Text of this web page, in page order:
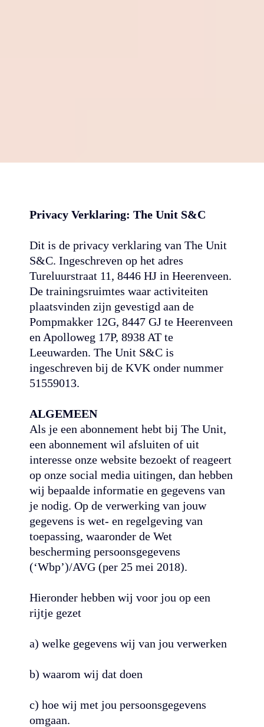
Privacy Verklaring: The Unit S&C
Dit is de privacy verklaring van The Unit
S&C. Ingeschreven op het adres
Tureluurstraat 11, 8446 HJ in Heerenveen.
De trainingsruimtes waar activiteiten
plaatsvinden zijn gevestigd aan de
Pompmakker 12G, 8447 GJ te Heerenveen
en Apolloweg 17P, 8938 AT te
Leeuwarden. The Unit S&C is
ingeschreven bij de KVK onder nummer
51559013.
ALGEMEEN
Als je een abonnement hebt bij The Unit,
een abonnement wil afsluiten of uit
interesse onze website bezoekt of reageert
op onze social media uitingen, dan hebben
wij bepaalde informatie en gegevens van
je nodig. Op de verwerking van jouw
gegevens is wet- en regelgeving van
toepassing, waaronder de Wet
bescherming persoonsgegevens
(‘Wbp’)/AVG (per 25 mei 2018).
Hieronder hebben wij voor jou op een
rijtje gezet
a) welke gegevens wij van jou verwerken
b) waarom wij dat doen
c) hoe wij met jou persoonsgegevens
omgaan.